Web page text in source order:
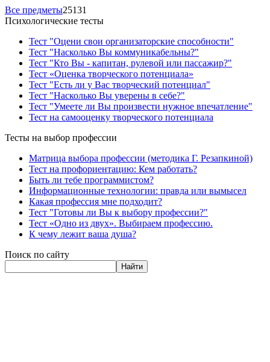
Все предметы25131
Психологические тесты
Тест "Оцени свои организаторские способности"
Тест "Насколько Вы коммуникабельны?"
Тест "Кто Вы - капитан, рулевой или пассажир?"
Тест «Оценка творческого потенциала»
Тест "Есть ли у Вас творческий потенциал"
Тест "Насколько Вы уверены в себе?"
Тест "Умеете ли Вы произвести нужное впечатление"
Тест на самооценку творческого потенциала
Тесты на выбор профессии
Матрица выбора профессии (методика Г. Резапкиной)
Тест на профориентацию: Кем работать?
Быть ли тебе программистом?
Информационные технологии: правда или вымысел
Какая профессия мне подходит?
Тест "Готовы ли Вы к выбору профессии?"
Тест «Одно из двух». Выбираем профессию.
К чему лежит ваша душа?
Поиск по сайту
Найти